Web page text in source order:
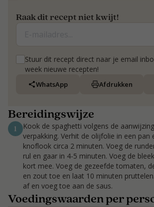
Raak dit recept niet kwijt!
Stuur dit recept direct naar je email
week nieuwe recepten!
WhatsApp Afdrukken
Bereidingswijze
1
Kook de spaghetti volgens de
verpakking. Verhit de olijfolie in een pan
knoflook circa 2 minuten. Voeg de
rul en gaar in 4-5 minuten. Voeg de
kort mee. Voeg de gezeefde tomaten,
en zout toe en laat 10 minuten
af en voeg toe aan de saus.
Voedingswaarden per